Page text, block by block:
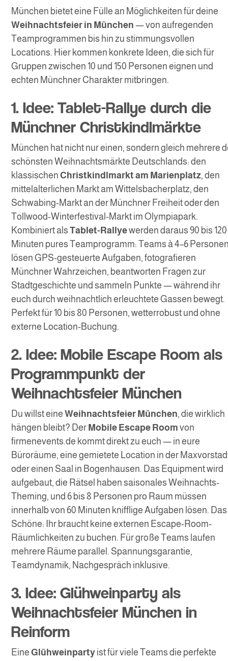
München bietet eine Fülle an Möglichkeiten für deine
Weihnachtsfeier in München — von aufregenden
Teamprogrammen bis hin zu stimmungsvollen
Locations. Hier kommen konkrete Ideen, die sich für
Gruppen zwischen 10 und 150 Personen eignen und
echten Münchner Charakter mitbringen.
1. Idee: Tablet-Rallye durch die
Münchner Christkindlmärkte
München hat nicht nur einen, sondern gleich mehrere
schönsten Weihnachtsmärkte Deutschlands: den
klassischenChristkindlmarkt am Marienplatz, den
mittelalterlichen Markt am Wittelsbacherplatz, den
Schwabing-Markt an der Münchner Freiheit oder den
Tollwood-Winterfestival-Markt im Olympiapark.
Kombiniert alsTablet-Rallyewerden daraus 90 bis 120
Minuten pures Teamprogramm: Teams à 4–6
lösen GPS-gesteuerte Aufgaben, fotografieren
Münchner Wahrzeichen, beantworten Fragen zur
Stadtgeschichte und sammeln Punkte — während ihr
euch durch weihnachtlich erleuchtete Gassen bewegt.
Perfekt für 10 bis 80 Personen, wetterrobust und ohne
externe Location-Buchung.
2. Idee: Mobile Escape Room als
Programmpunkt der
Weihnachtsfeier München
Du willst eineWeihnachtsfeier München, die wirklich
hängen bleibt? Der Mobile Escape Room von
firmenevents.de kommt direkt zu euch — in eure
Büroräume, eine gemietete Location in der
oder einen Saal in Bogenhausen. Das Equipment wird
aufgebaut, die Rätsel haben saisonales Weihnachts-
Theming, und 6 bis 8 Personen pro Raum müssen
innerhalb von 60 Minuten knifflige Aufgaben lösen. Das
Schöne: Ihr braucht keine externen Escape-Room-
Räumlichkeiten zu buchen. Für große Teams laufen
mehrere Räume parallel. Spannungsgarantie,
Teamdynamik, Nachgespräch inklusive.
3. Idee: Glühweinparty als
Weihnachtsfeier München in
Reinform
EineGlühweinparty ist für viele Teams die perfekte